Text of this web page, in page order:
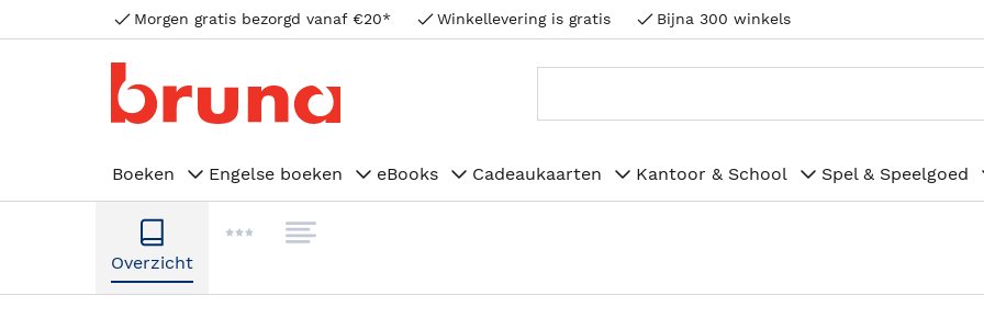
Morgen gratis bezorgd vanaf €20* Winkellevering is gratis Bijna 300 winkels
Boeken Engelse boeken eBooks Cadeaukaarten Kantoor & School Spel & Speelgoed
Overzicht